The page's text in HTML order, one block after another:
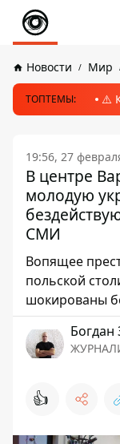
Новости Мир
ТОПТЕМЫ: ⚠️
19:56, 27
В центре
молодую
СМИ
Вопящее
польской
шокированы
Богдан
👍